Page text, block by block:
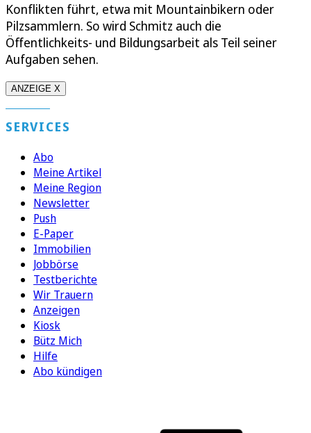
Konflikten führt, etwa mit Mountainbikern oder
Pilzsammlern. So wird Schmitz auch die
Öffentlichkeits- und Bildungsarbeit als Teil seiner
Aufgaben sehen.
ANZEIGE X
SERVICES
Abo
Meine Artikel
Meine Region
Newsletter
Push
E-Paper
Immobilien
Jobbörse
Testberichte
Wir Trauern
Anzeigen
Kiosk
Bütz Mich
Hilfe
Abo kündigen